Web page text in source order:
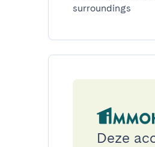
surroundings
Deze